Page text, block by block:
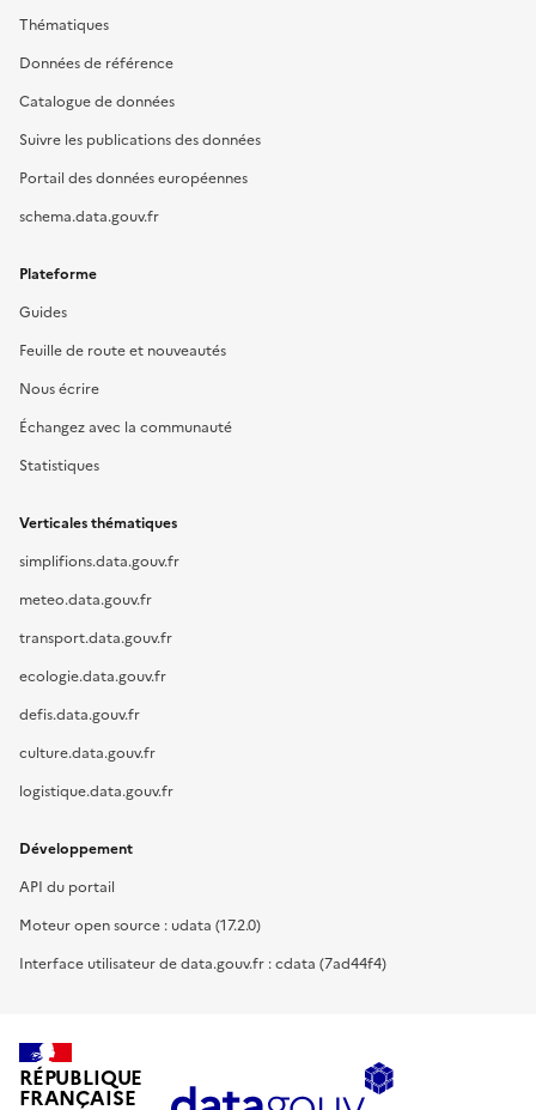
Thématiques
Données de référence
Catalogue de données
Suivre les publications des données
Portail des données européennes
schema.data.gouv.fr
Plateforme
Guides
Feuille de route et nouveautés
Nous écrire
Échangez avec la communauté
Statistiques
Verticales thématiques
simplifions.data.gouv.fr
meteo.data.gouv.fr
transport.data.gouv.fr
ecologie.data.gouv.fr
defis.data.gouv.fr
culture.data.gouv.fr
logistique.data.gouv.fr
Développement
API du portail
Moteur open source : udata (17.2.0)
Interface utilisateur de data.gouv.fr : cdata (7ad44f4)
RÉPUBLIQUE
FRANÇAISE